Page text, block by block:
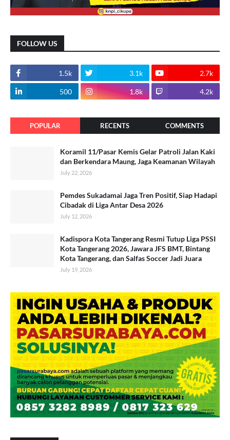
FOLLOW US
1.5k 3.1k 2.7k
500 1.8k 4.2k
POPULAR RECENTS COMMENTS
Koramil 11/Pasar Kemis Gelar Patroli Jalan Kaki
dan Berkendara Maung, Jaga Keamanan Wilayah
July 22, 2026
Pemdes Sukadamai Jaga Tren Positif, Siap Hadapi
Cibadak di Liga Antar Desa 2026
July 12, 2026
Kadispora Kota Tangerang Resmi Tutup Liga PSSI
Kota Tangerang 2026, Jawara JFS BMT, Bintang
Kota Tangerang, dan Salfas Soccer Jadi Juara
July 19, 2026